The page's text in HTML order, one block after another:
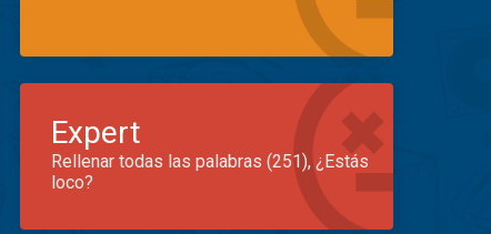
Expert
Rellenar todas las palabras (251), ¿Estás
loco?